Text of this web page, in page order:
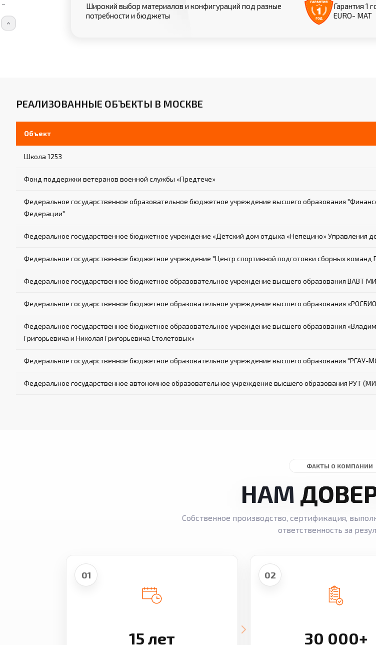
Широкий выбор материалов и конфигураций под разные
потребности и бюджеты
Гарантия 1
EURO- МАТ
РЕАЛИЗОВАННЫЕ ОБЪЕКТЫ В МОСКВЕ
Объект
Школа 1253
Фонд поддержки ветеранов военной службы «Предтече»
Федеральное государственное образовательное бюджетное учреждение высшего образования
Федерации"
Федеральное государственное бюджетное учреждение «Детский дом отдыха «Непецино» Управления
Федеральное государственное бюджетное учреждение "Центр спортивной подготовки сборных команд
Федеральное государственное бюджетное образовательное учреждение высшего образования ВАВТ
Федеральное государственное бюджетное образовательное учреждение высшего образования
Федеральное государственное бюджетное образовательное учреждение высшего образования
Григорьевича и Николая Григорьевича Столетовых»
Федеральное государственное бюджетное образовательное учреждение высшего образования "РГАУ-
Федеральное государственное автономное образовательное учреждение высшего образования РУТ
ФАКТЫ О КОМПАНИИ
НАМ
Собственное производство, сертификация,
ответственность за
01
15 лет
02
30 000+